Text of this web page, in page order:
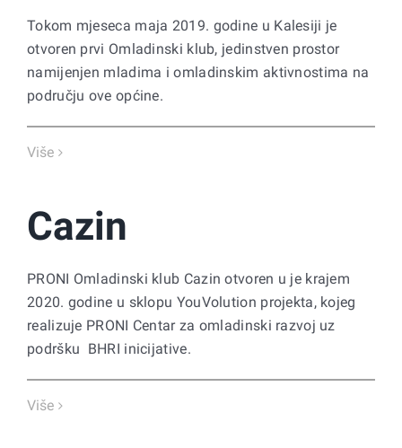
Tokom mjeseca maja 2019. godine u Kalesiji je
otvoren prvi Omladinski klub, jedinstven prostor
namijenjen mladima i omladinskim aktivnostima na
području ove općine.
Više
Cazin
PRONI Omladinski klub Cazin otvoren u je krajem
2020. godine u sklopu YouVolution projekta, kojeg
realizuje PRONI Centar za omladinski razvoj uz
podršku BHRI inicijative.
Više